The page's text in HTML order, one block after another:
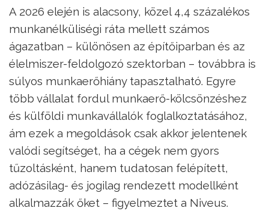
A 2026 elején is alacsony, közel 4,4 százalékos
munkanélküliségi ráta mellett számos
ágazatban – különösen az építőiparban és az
élelmiszer-feldolgozó szektorban – továbbra is
súlyos munkaerőhiány tapasztalható. Egyre
több vállalat fordul munkaerő-kölcsönzéshez
és külföldi munkavállalók foglalkoztatásához,
ám ezek a megoldások csak akkor jelentenek
valódi segítséget, ha a cégek nem gyors
tűzoltásként, hanem tudatosan felépített,
adózásilag- és jogilag rendezett modellként
alkalmazzák őket – figyelmeztet a Niveus.